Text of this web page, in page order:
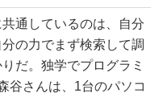
通しているのは、自分
の力でまず検索して調
だ。独学でプログラミ
谷さんは、1台のパソコ